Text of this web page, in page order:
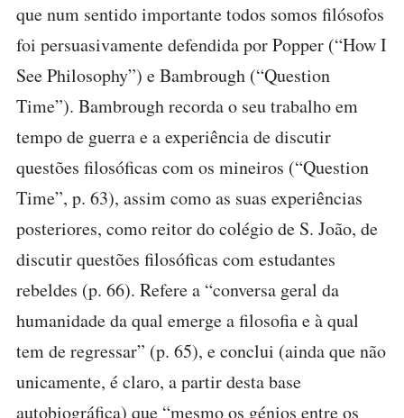
que num sentido importante todos somos filósofos
foi persuasivamente defendida por Popper (“How I
See Philosophy”) e Bambrough (“Question
Time”). Bambrough recorda o seu trabalho em
tempo de guerra e a experiência de discutir
questões filosóficas com os mineiros (“Question
Time”, p. 63), assim como as suas experiências
posteriores, como reitor do colégio de S. João, de
discutir questões filosóficas com estudantes
rebeldes (p. 66). Refere a “conversa geral da
humanidade da qual emerge a filosofia e à qual
tem de regressar” (p. 65), e conclui (ainda que não
unicamente, é claro, a partir desta base
autobiográfica) que “mesmo os génios entre os